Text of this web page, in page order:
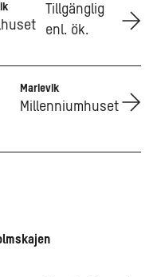
Tillgänglig
enl. ök.
Marievik
Millenniumhuset